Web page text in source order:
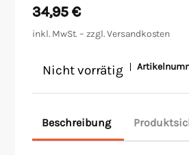
34,95€
inkl. MwSt. – zzgl.Versandkosten
Nicht vorrätig
Beschreibung